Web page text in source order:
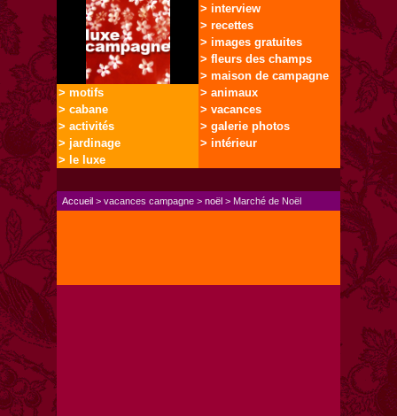
> interview
> recettes
> images gratuites
> fleurs des champs
> maison de campagne
> motifs
> cabane
> activités
> jardinage
> le luxe
> animaux
> vacances
> galerie photos
> intérieur
Accueil > vacances campagne >noël > Marché de Noël